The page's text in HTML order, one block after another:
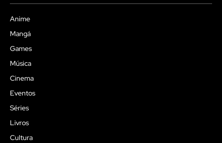
Anime
Mangá
Games
Música
Cinema
Eventos
Séries
Livros
Cultura